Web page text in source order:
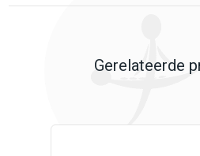
Gerelateerde